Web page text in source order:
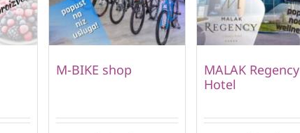
M-BIKE shop
MALAK Regency
Hotel